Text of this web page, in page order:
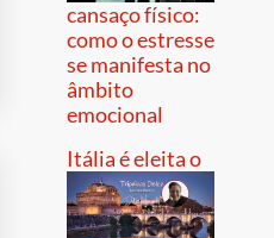
cansaço físico:
como o estresse
se manifesta no
âmbito
emocional
Itália é eleita o